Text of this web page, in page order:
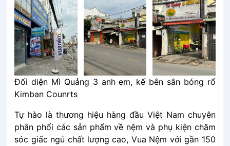
Đối diện Mì Quảng 3 anh em, kế bên sân bóng rổ
Kimban Counrts
Tự hào là thương hiệu hàng đầu Việt Nam chuyên
phân phối các sản phẩm về nệm và phụ kiện chăm
sóc giấc ngủ chất lượng cao, Vua Nệm với gần 150